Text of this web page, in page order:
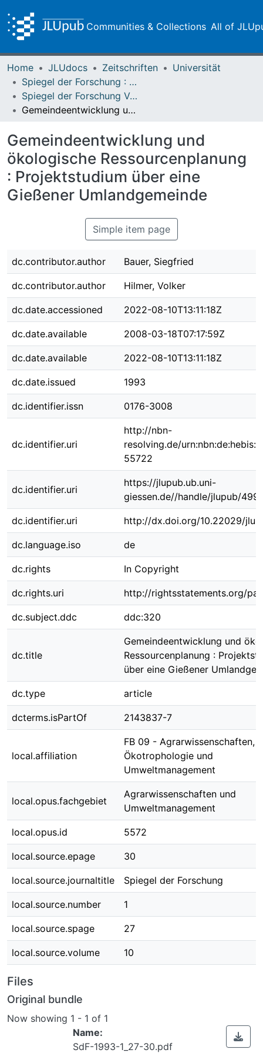
Communities & Collections All of
Home JLUdocs Zeitschriften
Universität
Spiegel der Forschung : Wissenschaftsmagazin
Spiegel der Forschung Vol. 10 (1993) Heft 1
Gemeindeentwicklung und ökologische Ressourcenplanung : Projektstudium über eine Gießener Umlandgemeinde
Gemeindeentwicklung und
ökologische Ressourcenplanung
: Projektstudium über eine
Gießener Umlandgemeinde
Simple item page
dc.contributor.author Bauer, Siegfried
dc.contributor.author Hilmer, Volker
dc.date.accessioned 2022-08-10T13:11:18Z
dc.date.available 2008-03-18T07:17:59Z
dc.date.available 2022-08-10T13:11:18Z
dc.date.issued 1993
dc.identifier.issn 0176-3008
dc.identifier.uri
http://nbn-
resolving.de/
55722
dc.identifier.uri
https://jlupub.ub.uni-
giessen.de//handle/jlupub/
dc.identifier.uri http://dx.doi.org/10.22029/
dc.language.iso de
dc.rights In Copyright
dc.rights.uri http://rightsstatements.org/
dc.subject.ddc ddc:320
dc.title
Gemeindeentwicklung und
Ressourcenplanung :
über eine Gießener
dc.type article
dcterms.isPartOf 2143837-7
local.affiliation
FB 09 - Agrarwissenschaften,
Ökotrophologie und
Umweltmanagement
local.opus.fachgebiet
Agrarwissenschaften und
Umweltmanagement
local.opus.id 5572
local.source.epage 30
local.source.journaltitle Spiegel der Forschung
local.source.number 1
local.source.spage 27
local.source.volume 10
Files
Original bundle
Now showing 1 - 1 of 1
Name:
SdF-1993-1_27-30.pdf